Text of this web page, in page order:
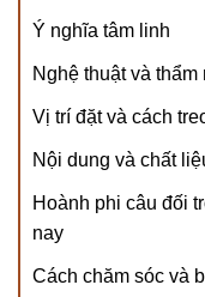
Ý nghĩa tâm linh
Nghệ thuật và thẩm
Vị trí đặt và cách
Nội dung và chất
Hoành phi câu đối
nay
Cách chăm sóc và